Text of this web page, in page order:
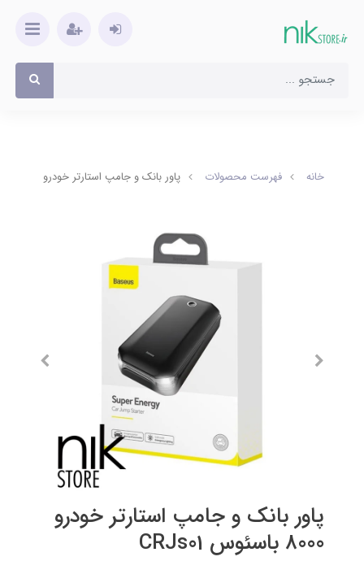
خانه فهرست محصولات پاور بانک و جامپ استارتر خودرو 8000 باسئوس CRJs01
پاور بانک و جامپ استارتر خودرو
8000 باسئوس CRJs01